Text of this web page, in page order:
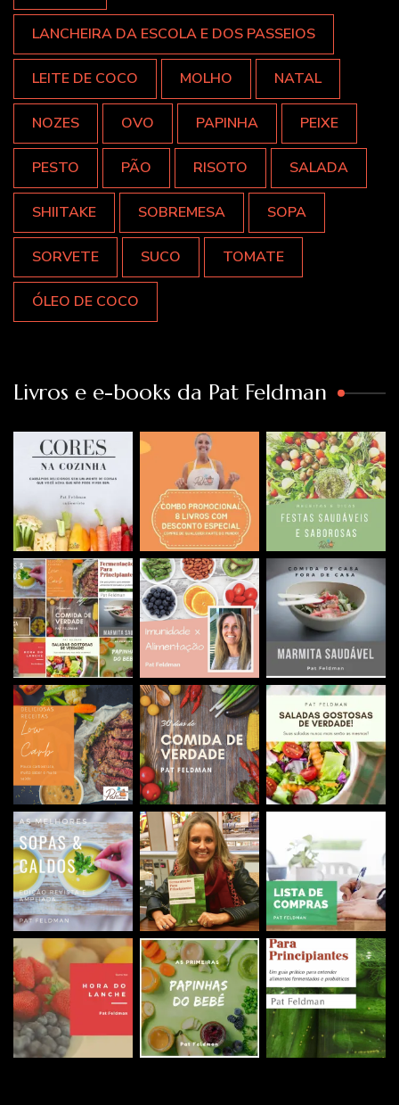
LANCHEIRA DA ESCOLA E DOS PASSEIOS
LEITE DE COCO MOLHO NATAL
NOZES OVO PAPINHA PEIXE
PESTO PÃO RISOTO SALADA
SHIITAKE SOBREMESA SOPA
SORVETE SUCO TOMATE
ÓLEO DE COCO
Livros e e-books da Pat Feldman